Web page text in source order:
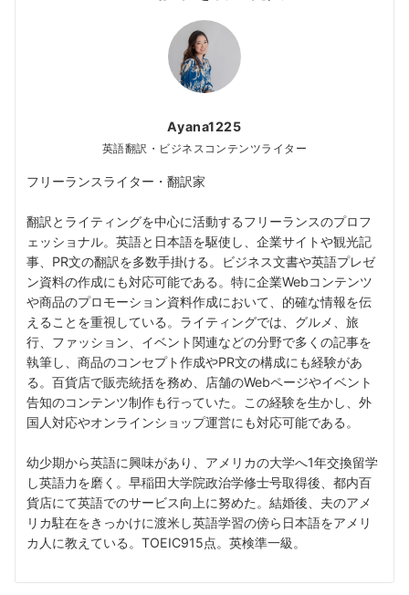
Ayana1225
英語翻訳・ビジネスコンテンツライター
フリーランスライター・翻訳家
翻訳とライティングを中心に活動するフリーランスのプロフ
ェッショナル。英語と日本語を駆使し、企業サイトや観光記
事、PR文の翻訳を多数手掛ける。ビジネス文書や英語プレゼ
ン資料の作成にも対応可能である。特に企業Webコンテンツ
や商品のプロモーション資料作成において、的確な情報を伝
えることを重視している。ライティングでは、グルメ、旅
行、ファッション、イベント関連などの分野で多くの記事を
執筆し、商品のコンセプト作成やPR文の構成にも経験があ
る。百貨店で販売統括を務め、店舗のWebページやイベント
告知のコンテンツ制作も行っていた。この経験を生かし、外
国人対応やオンラインショップ運営にも対応可能である。
幼少期から英語に興味があり、アメリカの大学へ1年交換留学
し英語力を磨く。早稲田大学院政治学修士号取得後、都内百
貨店にて英語でのサービス向上に努めた。結婚後、夫のアメ
リカ駐在をきっかけに渡米し英語学習の傍ら日本語をアメリ
カ人に教えている。TOEIC915点。英検準一級。